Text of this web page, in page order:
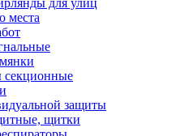
для улиц
места
секционные
защиты
щитки